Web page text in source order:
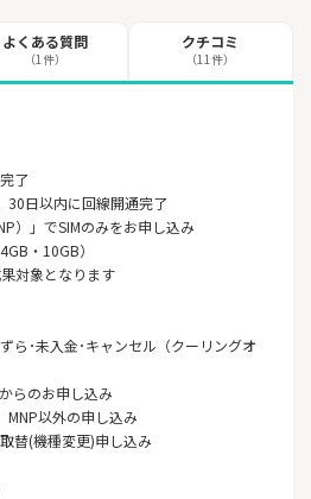
よくある質問
（1件）
クチコミ
（11件）
了
30日以内に回線開通完了
）」でSIMのみをお申し込み
・10GB）
対象となります
ら･未入金･キャンセル（クーリングオ
らのお申し込み
以外の申し込み
替(機種変更)申し込み